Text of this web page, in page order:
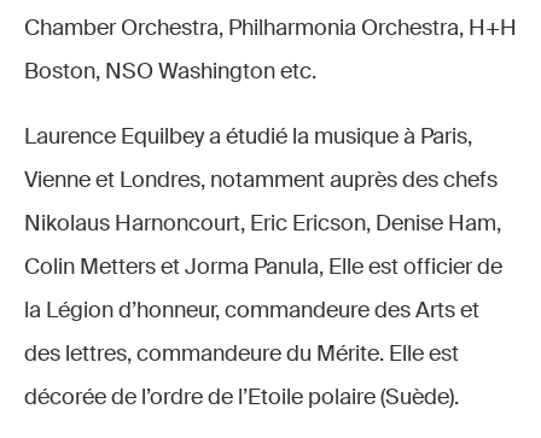
Chamber Orchestra, Philharmonia Orchestra, H+H
Boston, NSO Washington etc.
Laurence Equilbey a étudié la musique à Paris,
Vienne et Londres, notamment auprès des chefs
Nikolaus Harnoncourt, Eric Ericson, Denise Ham,
Colin Metters et Jorma Panula, Elle est officier de
la Légion d’honneur, commandeure des Arts et
des lettres, commandeure du Mérite. Elle est
décorée de l’ordre de l’Etoile polaire (Suède).